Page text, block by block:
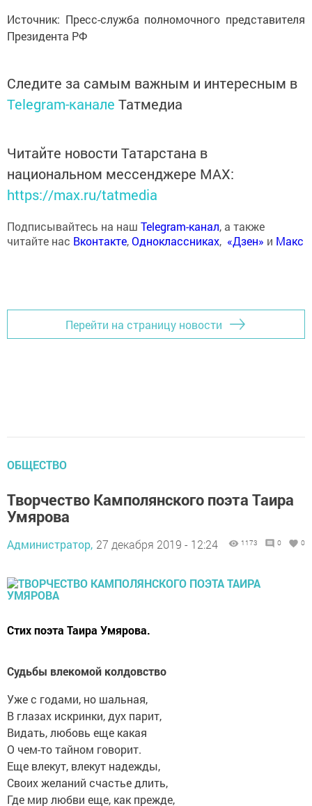
Источник: Пресс-служба полномочного представителя
Президента РФ
Следите за самым важным и интересным в
Telegram-канале Татмедиа
Читайте новости Татарстана в
национальном мессенджере MАХ:
https://max.ru/tatmedia
Подписывайтесь на наш Telegram-канал, а также
читайте нас Вконтакте,Одноклассниках, «Дзен» и Макс
Перейти на страницу новости
ОБЩЕСТВО
Творчество Камполянского поэта Таира
Умярова
Администратор, 27 декабря 2019 - 12:24 1173 0 0
Стих поэта Таира Умярова.
Судьбы влекомой колдовство
Уже с годами, но шальная,
В глазах искринки, дух парит,
Видать, любовь еще какая
О чем-то тайном говорит.
Еще влекут, влекут надежды,
Своих желаний счастье длить,
Где мир любви еще, как прежде,